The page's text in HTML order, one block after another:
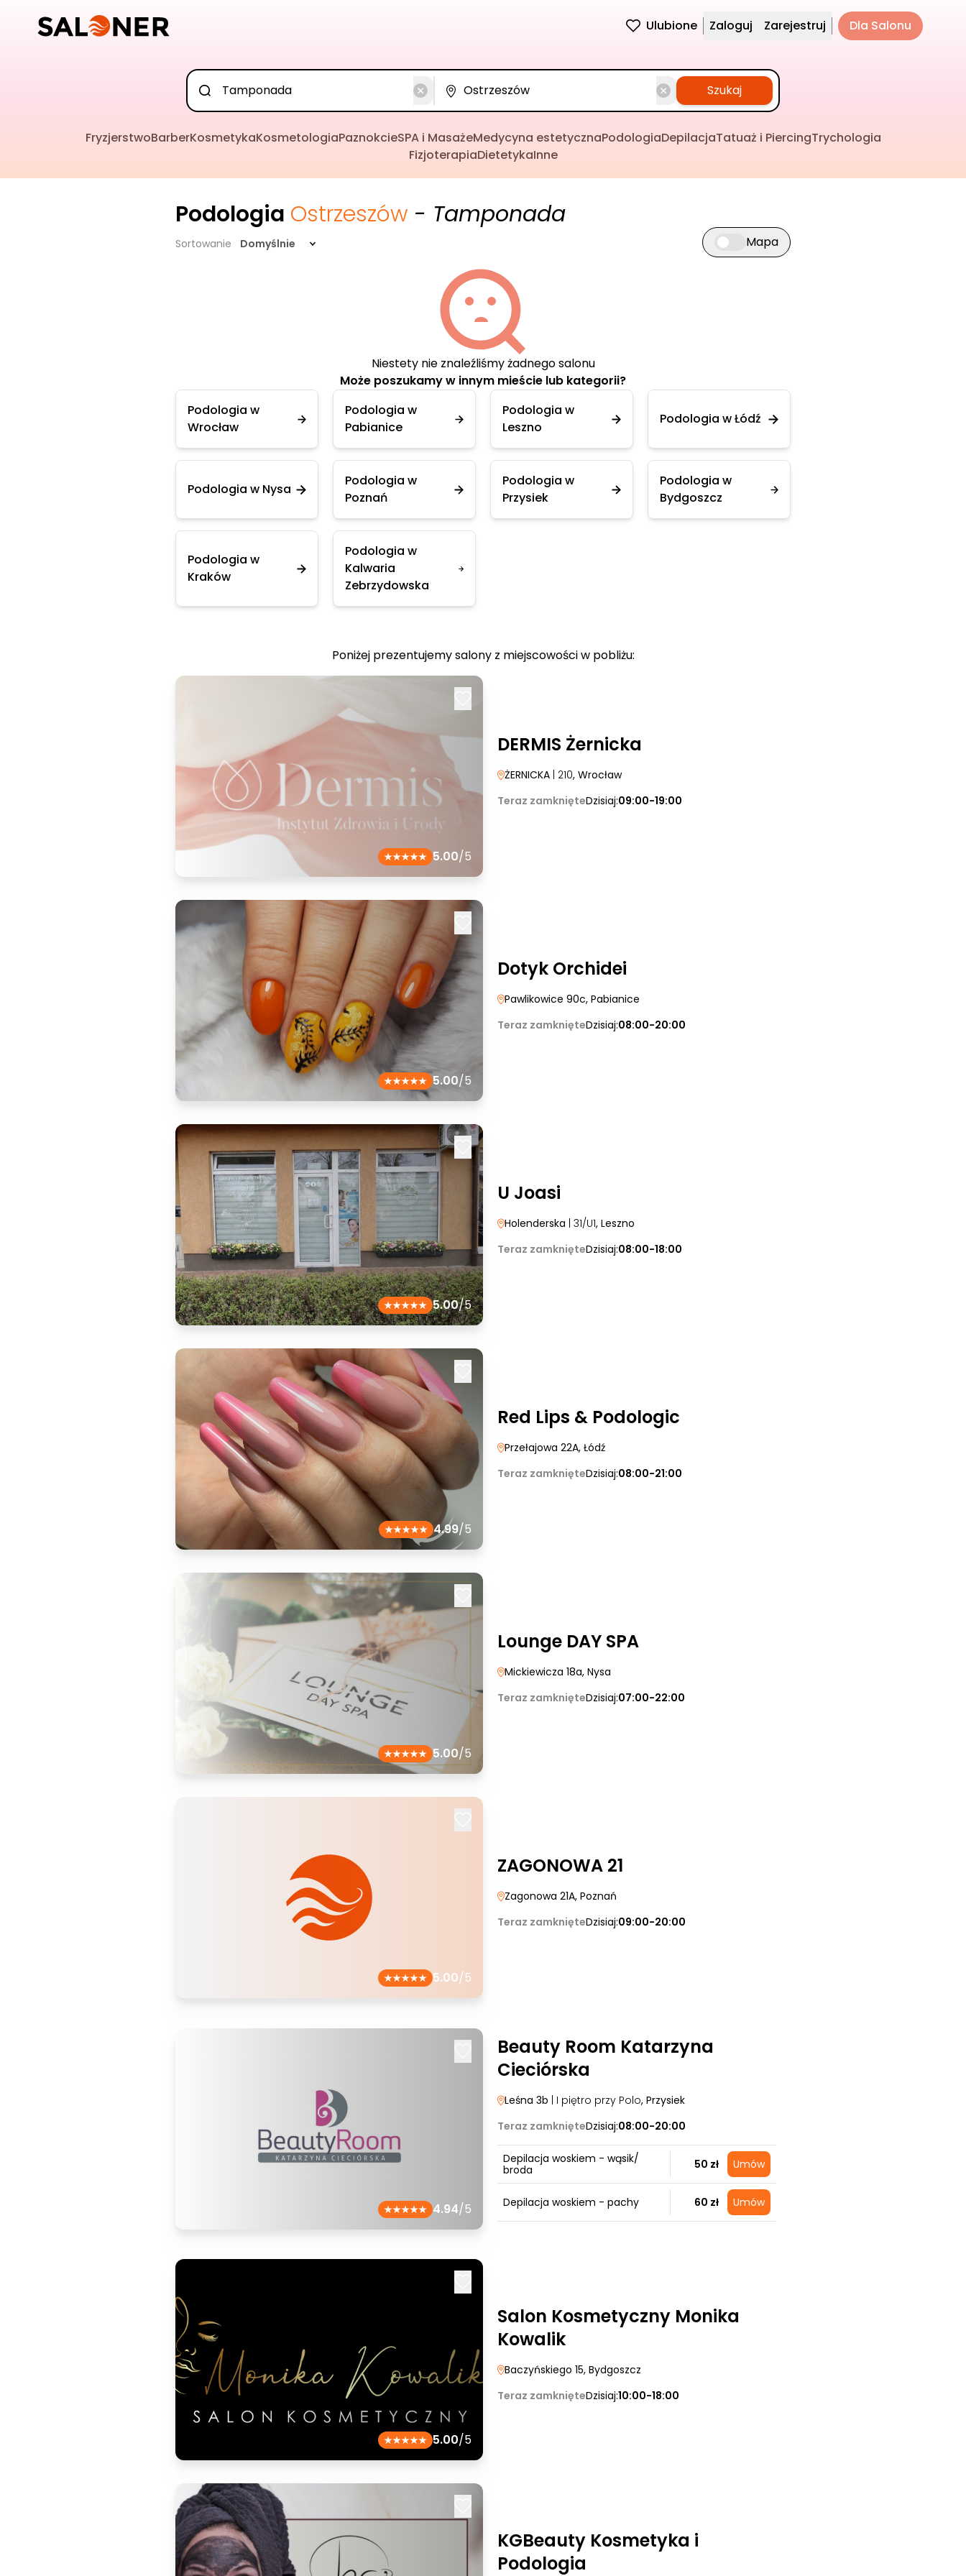
Ulubione Zaloguj Zarejestruj Dla Salonu
Szukaj
FryzjerstwoBarberKosmetykaKosmetologiaPaznokcieSPA i MasażeMedycyna estetycznaPodologiaDepilacjaTatuaż i PiercingTrychologia
FizjoterapiaDietetykaInne
Podologia Ostrzeszów - Tamponada
Sortowanie Domyślnie Przełącz widok mapy
Mapa
Niestety nie znaleźliśmy żadnego salonu
Może poszukamy w innym mieście lub kategorii?
Podologia w
Wrocław
Podologia w
Pabianice
Podologia w
Leszno
Podologia w Łódź
Podologia w Nysa
Podologia w
Poznań
Podologia w
Przysiek
Podologia w
Bydgoszcz
Podologia w
Kraków
Podologia w
Kalwaria
Zebrzydowska
Poniżej prezentujemy salony z miejscowości w pobliżu:
5.00/5
DERMIS Żernicka
ŻERNICKA | 210, Wrocław
Teraz zamknięteDzisiaj:09:00-19:00
5.00/5
Dotyk Orchidei
Pawlikowice 90c, Pabianice
Teraz zamknięteDzisiaj:08:00-20:00
5.00/5
U Joasi
Holenderska | 31/U1, Leszno
Teraz zamknięteDzisiaj:08:00-18:00
4.99/5
Red Lips & Podologic
Przełajowa 22A, Łódź
Teraz zamknięteDzisiaj:08:00-21:00
5.00/5
Lounge DAY SPA
Mickiewicza 18a, Nysa
Teraz zamknięteDzisiaj:07:00-22:00
5.00/5
ZAGONOWA 21
Zagonowa 21A, Poznań
Teraz zamknięteDzisiaj:09:00-20:00
4.94/5
Beauty Room Katarzyna
Cieciórska
Leśna 3b | I piętro przy Polo, Przysiek
Teraz zamknięteDzisiaj:08:00-20:00
Depilacja woskiem - wąsik/
broda
50 zł Umów
Depilacja woskiem - pachy 60 zł Umów
5.00/5
Salon Kosmetyczny Monika
Kowalik
Baczyńskiego 15, Bydgoszcz
Teraz zamknięteDzisiaj:10:00-18:00
KGBeauty Kosmetyka i
Podologia